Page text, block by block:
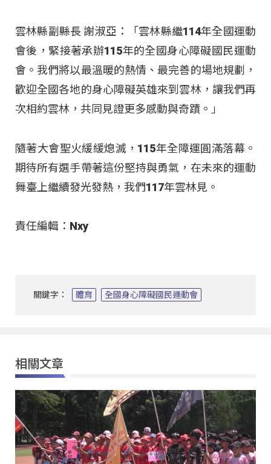
雲林縣副縣長 謝淑亞：「雲林縣繼114年全國運動
會後，緊接著承辦115年的全國身心障礙國民運動
會。我們將以最溫暖的熱情、最完善的場地規劃，
歡迎全國各地的身心障礙英雄來到雲林，讓我們再
次相約雲林，共同見證更多感動與奇蹟。」
隨著大會聖火緩緩熄滅，115年全障運圓滿落幕。
期待所有選手帶著這份堅持與勇氣，在未來的運動
舞臺上繼續發光發熱，我們117年雲林見。
責任編輯：Nxy
關鍵字： 體育 全國身心障礙國民運動會
相關文章